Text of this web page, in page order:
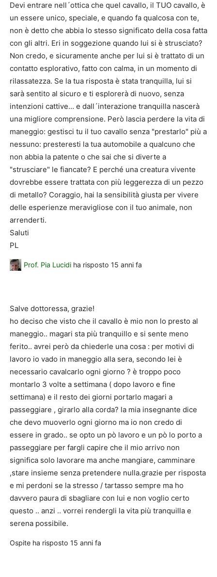
Devi entrare nell´ottica che quel cavallo, il TUO cavallo, è
un essere unico, speciale, e quando fa qualcosa con te,
non è detto che abbia lo stesso significato della cosa fatta
con gli altri. Eri in soggezione quando lui si è strusciato?
Non credo, e sicuramente anche per lui si è trattato di un
contatto esplorativo, fatto con calma, in un momento di
rilassatezza. Se la tua risposta è stata tranquilla, lui si
sarà sentito al sicuro e ti esplorerà di nuovo, senza
intenzioni cattive… e dall´interazione tranquilla nascerà
una migliore comprensione. Però lascia perdere la vita di
maneggio: gestisci tu il tuo cavallo senza "prestarlo" più a
nessuno: presteresti la tua automobile a qualcuno che
non abbia la patente o che sai che si diverte a
"strusciare" le fiancate? E perché una creatura vivente
dovrebbe essere trattata con più leggerezza di un pezzo
di metallo? Coraggio, hai la sensibilità giusta per vivere
delle esperienze meravigliose con il tuo animale, non
arrenderti.
Saluti
PL
Prof. Pia Lucidi ha risposto 15 anni fa
Salve dottoressa, grazie!
ho deciso che visto che il cavallo è mio non lo presto al
maneggio.. magari sta più tranquillo e si sente meno
ferito.. avrei però da chiederle una cosa : per motivi di
lavoro io vado in maneggio alla sera, secondo lei è
necessario cavalcarlo ogni giorno ? è troppo poco
montarlo 3 volte a settimana ( dopo lavoro e fine
settimana) e il resto dei giorni portarlo magari a
passeggiare , girarlo alla corda? la mia insegnante dice
che devo muoverlo ogni giorno ma io non credo di
essere in grado.. se opto un pò lavoro e un pò lo porto a
passeggiare per fargli capire che il mio arrivo non
significa solo lavorare ma anche mangiare, camminare
,stare insieme senza pretendere nulla.grazie per risposta
e mi perdoni se la stresso / tartasso sempre ma ho
davvero paura di sbagliare con lui e non voglio certo
questo .. anzi .. vorrei rendergli la vita più tranquilla e
serena possibile.
Ospite ha risposto 15 anni fa